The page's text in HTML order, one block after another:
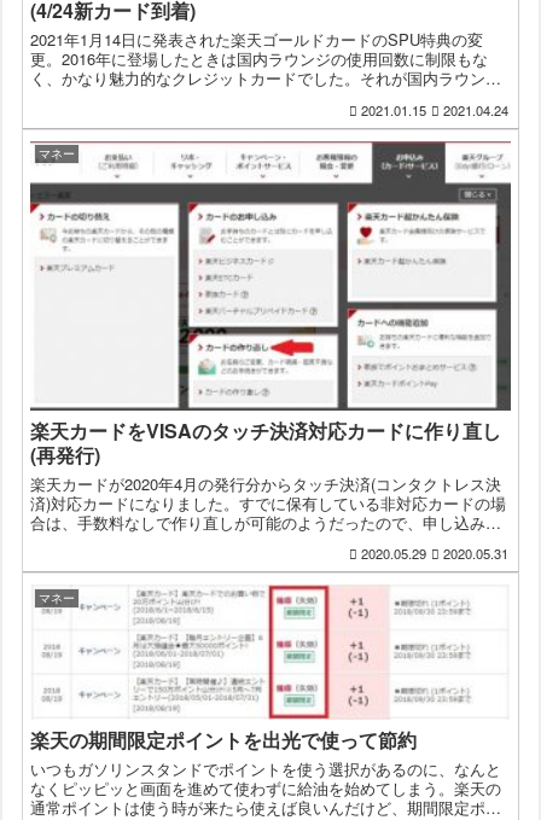
(4/24新カード到着)
2021年1月14日に発表された楽天ゴールドカードのSPU特典の変
更。2016年に登場したときは国内ラウンジの使用回数に制限もな
く、かなり魅力的なクレジットカードでした。それが国内ラウンジ
2021.01.15 2021.04.24
マネー
楽天カードをVISAのタッチ決済対応カードに作り直し
(再発行)
楽天カードが2020年4月の発行分からタッチ決済(コンタクトレス決
済)対応カードになりました。すでに保有している非対応カードの場
合は、手数料なしで作り直しが可能のようだったので、申し込みま
2020.05.29 2020.05.31
マネー
楽天の期間限定ポイントを出光で使って節約
いつもガソリンスタンドでポイントを使う選択があるのに、なんと
なくピッピッと画面を進めて使わずに給油を始めてしまう。楽天の
通常ポイントは使う時が来たら使えば良いんだけど、期間限定ポイ